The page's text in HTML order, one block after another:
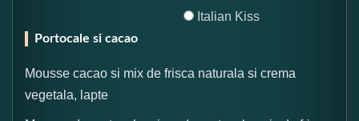
Italian Kiss
Portocale si cacao
Mousse cacao si mix de frisca naturala si crema
vegetala, lapte